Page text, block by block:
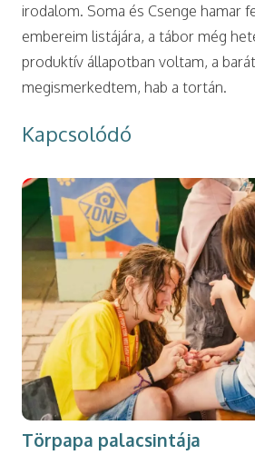
irodalom. Soma és Csenge hamar
embereim listájára, a tábor még
produktív állapotban voltam, a
megismerkedtem, hab a tortán.
Kapcsolódó
Törpapa palacsintája